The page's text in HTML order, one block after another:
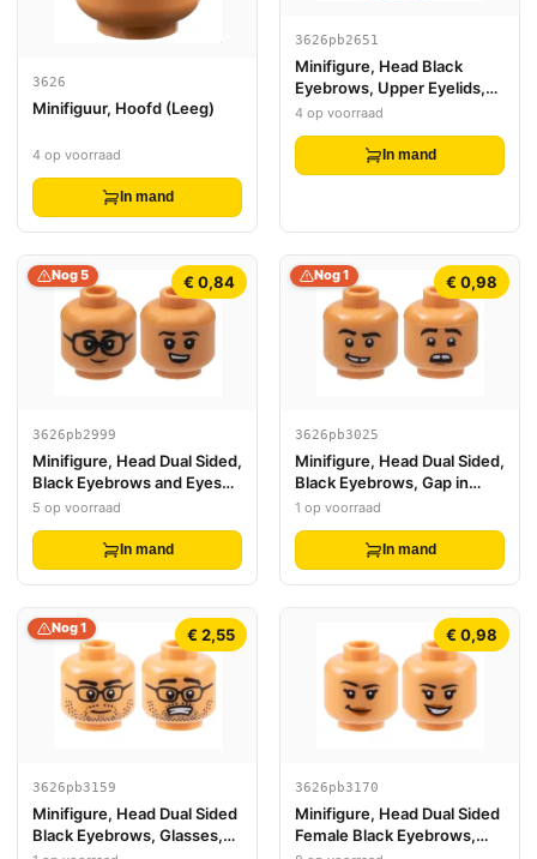
3626
Minifiguur, Hoofd (Leeg)
4 op voorraad
In mand
3626pb2651
Minifigure, Head Black
Eyebrows, Upper Eyelids,
Dark Orange Cheek Lines
Pattern - Hollow Stud
4 op voorraad
In mand
€ 0,84
Nog 5
3626pb2999
Minifigure, Head Dual Sided,
Black Eyebrows and Eyes
with White Pupils, Glasses /
Hollow Stud
5 op voorraad
In mand
€ 0,98
Nog 1
3626pb3025
Minifigure, Head Dual Sided,
Black Eyebrows, Gap in
Teeth, Stubble, Lopsided
Hollow Stud
1 op voorraad
In mand
€ 2,55
Nog 1
3626pb3159
Minifigure, Head Dual Sided
Black Eyebrows, Glasses,
€ 0,98
3626pb3170
Minifigure, Head Dual Sided
Female Black Eyebrows,